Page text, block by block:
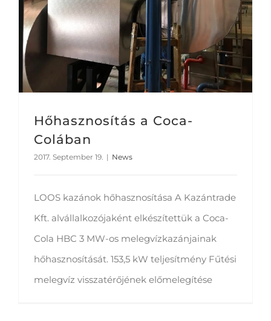
Hőhasznosítás a Coca-
Colában
2017. September 19. | News
LOOS kazánok hőhasznosítása A Kazántrade
Kft. alvállalkozójaként elkészítettük a Coca-
Cola HBC 3 MW-os melegvízkazánjainak
hőhasznosítását. 153,5 kW teljesítmény Fűtési
melegvíz visszatérőjének előmelegítése